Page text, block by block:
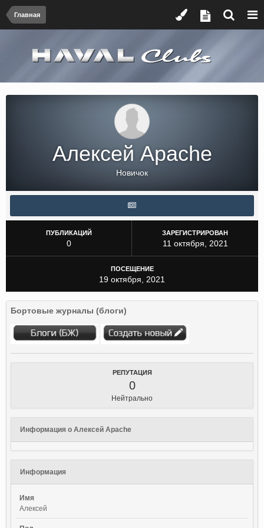
Главная
Алексей Apache
Новичок
ПУБЛИКАЦИЙ
0
ЗАРЕГИСТРИРОВАН
11 октября, 2021
ПОСЕЩЕНИЕ
19 октября, 2021
Бортовые журналы (блоги)
РЕПУТАЦИЯ
0
Нейтрально
Информация о Алексей Apache
Информация
Имя
Алексей